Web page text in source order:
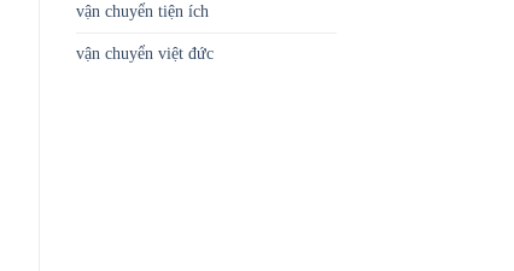
vận chuyển tiện ích
vận chuyển việt đức